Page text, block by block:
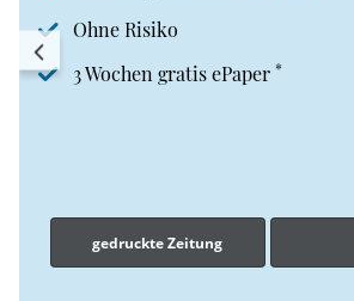
Ohne Risiko
3 Wochen gratis ePaper *
gedruckte Zeitung